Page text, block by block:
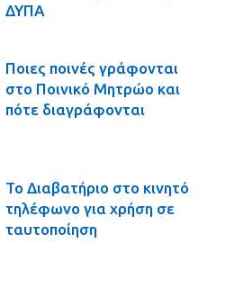
ΔΥΠΑ
Ποιες ποινές γράφονται
στο Ποινικό Μητρώο και
πότε διαγράφονται
Το Διαβατήριο στο κινητό
τηλέφωνο για χρήση σε
ταυτοποίηση